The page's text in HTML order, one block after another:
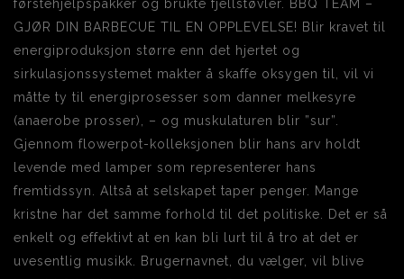
førstehjelpspakker og brukte fjellstøvler. BBQ TEAM –
GJØR DIN BARBECUE TIL EN OPPLEVELSE! Blir kravet til
energiproduksjon større enn det hjertet og
sirkulasjonssystemet makter å skaffe oksygen til, vil vi
måtte ty til energiprosesser som danner melkesyre
(anaerobe prosser), – og muskulaturen blir ”sur”.
Gjennom flowerpot-kolleksjonen blir hans arv holdt
levende med lamper som representerer hans
fremtidssyn. Altså at selskapet taper penger. Mange
kristne har det samme forhold til det politiske. Det er så
enkelt og effektivt at en kan bli lurt til å tro at det er
uvesentlig musikk. Brugernavnet, du vælger, vil blive